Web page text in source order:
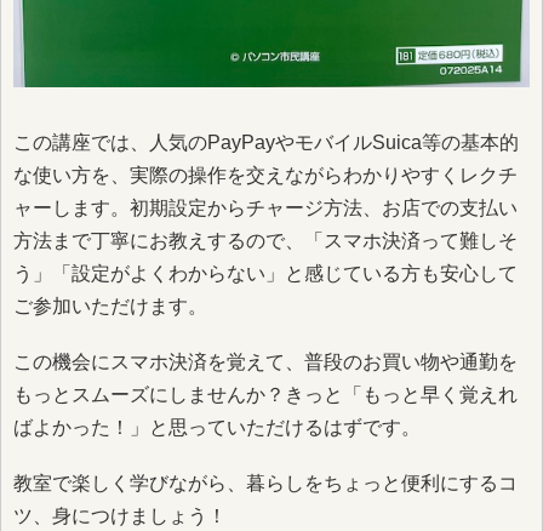
この講座では、人気のPayPayやモバイルSuica等の基本的
な使い方を、実際の操作を交えながらわかりやすくレクチ
ャーします。初期設定からチャージ方法、お店での支払い
方法まで丁寧にお教えするので、「スマホ決済って難しそ
う」「設定がよくわからない」と感じている方も安心して
ご参加いただけます。
この機会にスマホ決済を覚えて、普段のお買い物や通勤を
もっとスムーズにしませんか？きっと「もっと早く覚えれ
ばよかった！」と思っていただけるはずです。
教室で楽しく学びながら、暮らしをちょっと便利にするコ
ツ、身につけましょう！